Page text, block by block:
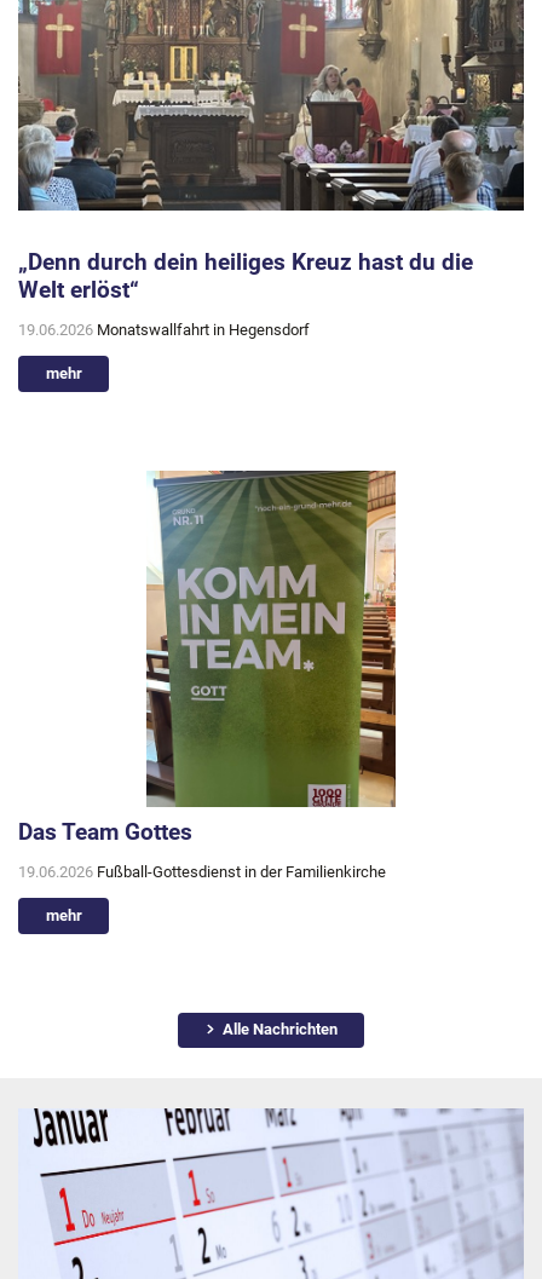
„Denn durch dein heiliges Kreuz hast du die
Welt erlöst“
19.06.2026 Monatswallfahrt in Hegensdorf
mehr
Das Team Gottes
19.06.2026 Fußball-Gottesdienst in der Familienkirche
mehr
Alle Nachrichten